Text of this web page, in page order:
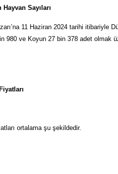
Sayıları
11 Haziran 2024 tarihi
980 ve Koyun 27 bin 378 adet olmak
ortalama şu şekildedir.